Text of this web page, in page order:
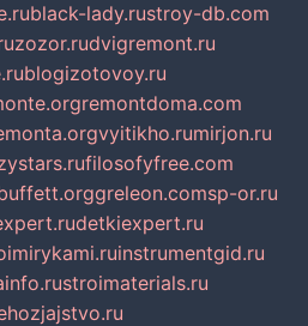
black-lady.rustroy-db.com
zozor.rudvigremont.ru
blogizotovoy.ru
remontdoma.com
vyitikho.rumirjon.ru
filosofyfree.com
greleon.comsp-or.ru
detkiexpert.ru
instrumentgid.ru
stroimaterials.ru